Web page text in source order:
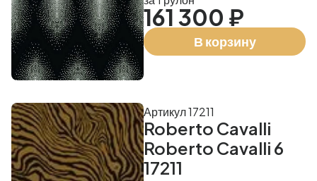
161 300 ₽
В корзину
Roberto Cavalli
Roberto Cavalli 6
17211
Артикул 17211